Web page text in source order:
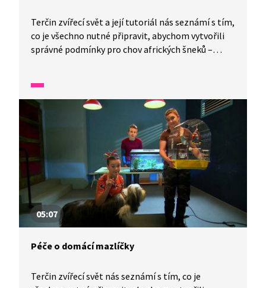
Terčin zvířecí svět a její tutoriál nás seznámí s tím,
co je všechno nutné připravit, abychom vytvořili
správné podmínky pro chov afrických šneků –
05:07
Péče o domácí mazlíčky
Terčin zvířecí svět nás seznámí s tím, co je